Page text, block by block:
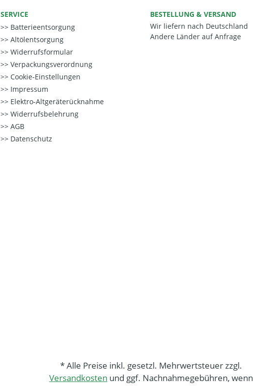
SERVICE
Batterieentsorgung
Altölentsorgung
Widerrufsformular
Verpackungsverordnung
Cookie-Einstellungen
Impressum
Elektro-Altgeräterücknahme
Widerrufsbelehrung
AGB
Datenschutz
BESTELLUNG & VERSAND
Wir liefern nach Deutschland
Andere Länder auf Anfrage
* Alle Preise inkl. gesetzl. Mehrwertsteuer zzgl.
Versandkosten und ggf. Nachnahmegebühren, wenn